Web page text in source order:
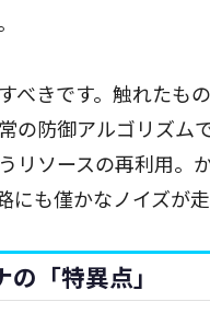
べきです。触れたも
の防御アルゴリズム
リソースの再利用。
も僅かなノイズが走
「特異点」